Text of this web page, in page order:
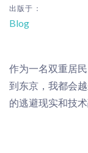
出版于：
Blog
作为一名双重居
到东京，我都会
的逃避现实和技术